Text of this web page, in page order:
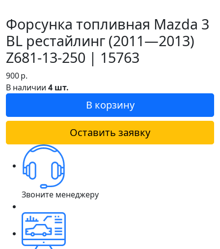
Форсунка топливная Mazda 3
BL рестайлинг (2011—2013)
Z681-13-250 | 15763
900р.
В наличии 4 шт.
В корзину
Оставить заявку
Звоните менеджеру